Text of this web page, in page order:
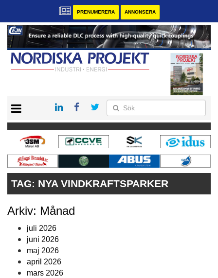
PRENUMERERA ANNONSERA
KONTAKT
VÅRA ANDRA MAGASIN
PRENUMERERA
ANNONSERA
TAG: NYA VINDKRAFTSPARKER
Arkiv: Månad
juli 2026
juni 2026
maj 2026
april 2026
mars 2026